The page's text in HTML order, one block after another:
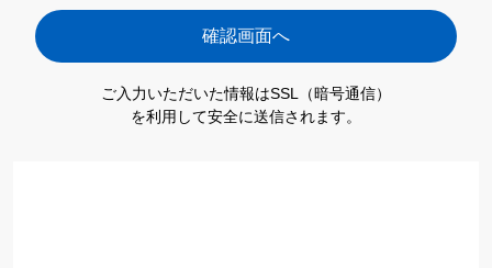
ご入力いただいた情報はSSL（暗号通信）
を利用して安全に送信されます。